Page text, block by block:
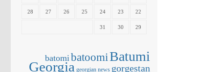
22
23
24
25
26
27
28
29
30
31
batomibatoomiBatumi
Georgia georgian news gorgestan